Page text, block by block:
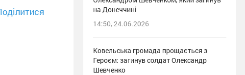
на Донеччині
14:50, 24.06.2026
Ковельська громада прощається з
Героєм: загинув солдат Олександр
Шевченко